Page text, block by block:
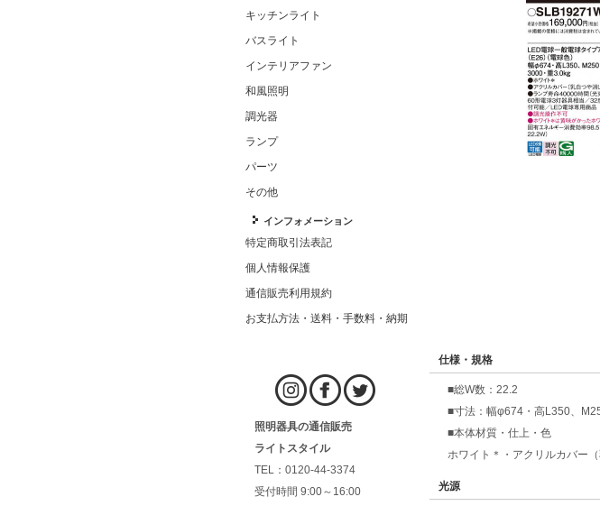
キッチンライト
バスライト
インテリアファン
和風照明
調光器
ランプ
パーツ
その他
インフォメーション
特定商取引法表記
個人情報保護
通信販売利用規約
お支払方法・送料・手数料・納期
照明器具の通信販売
ライトスタイル
TEL：0120-44-3374
受付時間 9:00～16:00
仕様・規格
■総W数：22.2
■寸法：幅φ674・高L350、
■本体材質・仕上・色
ホワイト＊・アクリルカバー（
光源